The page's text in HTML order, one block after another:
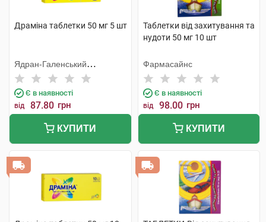
Драміна таблетки 50 мг 5 шт
Ядран-Галенський
Лабораторій
Є в наявності
від 87.80 грн
КУПИТИ
Таблетки від захитування та
нудоти 50 мг 10 шт
Фармасайнс
Є в наявності
від 98.00 грн
КУПИТИ